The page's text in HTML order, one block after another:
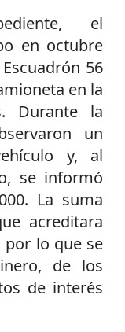
el
en octubre
56
en la
Durante la
un
y, al
se informó
La suma
acreditara
por lo que se
de los
de interés